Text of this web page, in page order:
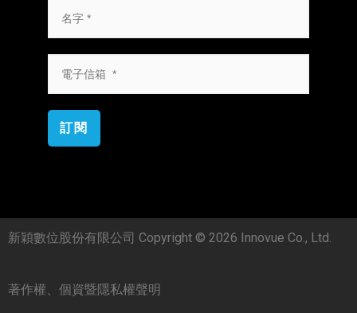
訂閱
新穎數位股份有限公司 Copyright © 2026 Innovue Co., Ltd.
著作權、個資暨隱私權聲明